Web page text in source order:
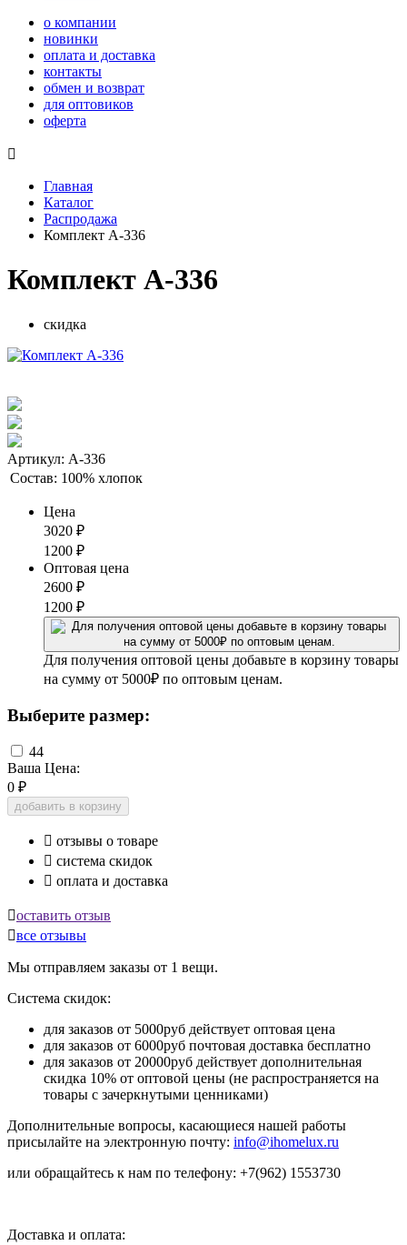
о компании
новинки
оплата и доставка
контакты
обмен и возврат
для оптовиков
оферта

Главная
Каталог
Распродажа
Комплект А-336
Комплект А-336
скидка
Артикул: А-336
Состав: 100% хлопок
Цена
3020 ₽
1200 ₽
Оптовая цена
2600 ₽
1200 ₽
Для получения оптовой цены добавьте в корзину товары
на сумму от 5000₽ по оптовым ценам.
Выберите размер:
44
Ваша Цена:
0 ₽
добавить в корзину
 отзывы о товаре
 система скидок
 оплата и доставка
оставить отзыв
все отзывы
Мы отправляем заказы от 1 вещи.
Система скидок:
для заказов от 5000руб действует оптовая цена
для заказов от 6000руб почтовая доставка бесплатно
для заказов от 20000руб действует дополнительная
скидка 10% от оптовой цены (не распространяется на
товары с зачеркнутыми ценниками)
Дополнительные вопросы, касающиеся нашей работы
присылайте на электронную почту: info@ihomelux.ru
или обращайтесь к нам по телефону: +7(962) 1553730
Доставка и оплата: